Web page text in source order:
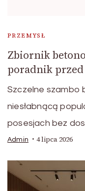
PRZEMYSŁ
Zbiornik
poradnik
Szczelne szambo
niesłabnącą
posesjach bez
Admin 4 lipca 2026